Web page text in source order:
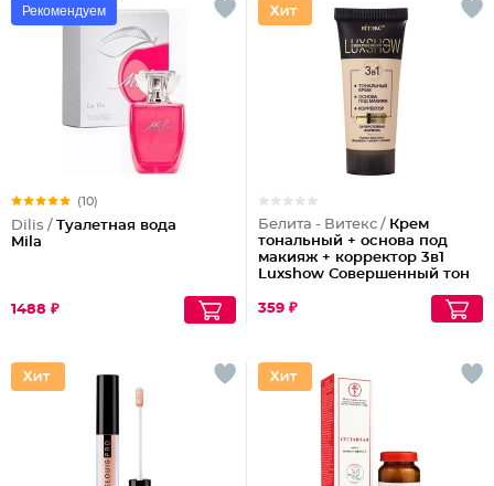
Рекомендуем
(10)
Dilis / Туалетная вода
Mila
1488 ₽
Белита - Витекс / Крем
тональный + основа под
макияж + корректор 3в1
Luxshow Совершенный тон
359 ₽